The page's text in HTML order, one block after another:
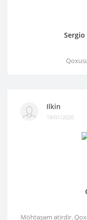
Ilkin
18/01/2026
Möhtəşəm ətirdir.